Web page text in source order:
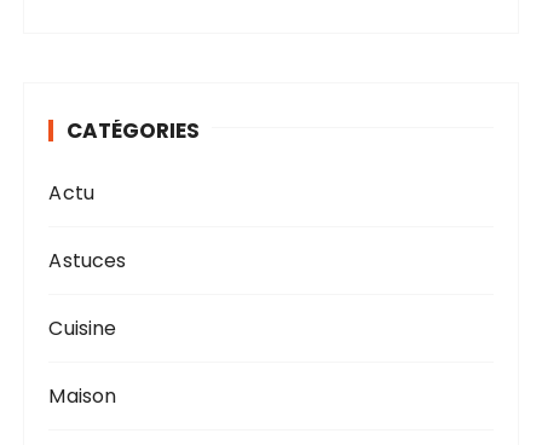
CATÉGORIES
Actu
Astuces
Cuisine
Maison